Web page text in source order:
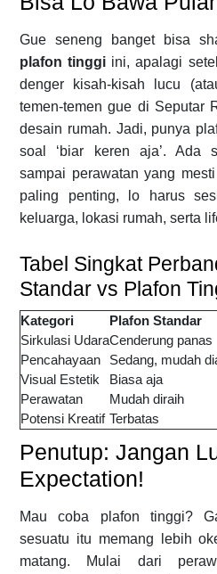
Gue seneng banget bisa
plafon tinggi ini, apalagi
denger kisah-kisah lucu
temen-temen gue di Seputar
desain rumah. Jadi, punya
soal ‘biar keren aja’. Ada
sampai perawatan yang
paling penting, lo harus
keluarga, lokasi rumah, serta
Tabel Singkat
Standar vs Plafon
Kategori Plafon Standar
Sirkulasi UdaraCenderung panas
Pencahayaan
Sedang, mudah
Visual Estetik
Biasa aja
Perawatan
Mudah diraih
Potensi Kreatif Terbatas
Penutup: Jangan
Expectation!
Mau coba plafon tinggi?
sesuatu itu memang lebih
matang. Mulai dari